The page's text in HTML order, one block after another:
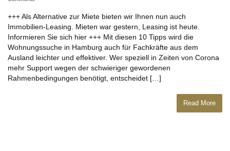
+++ Als Alternative zur Miete bieten wir Ihnen nun auch
Immobilien-Leasing. Mieten war gestern, Leasing ist heute.
Informieren Sie sich hier +++ Mit diesen 10 Tipps wird die
Wohnungssuche in Hamburg auch für Fachkräfte aus dem
Ausland leichter und effektiver. Wer speziell in Zeiten von Corona
mehr Support wegen der schwieriger gewordenen
Rahmenbedingungen benötigt, entscheidet […]
Read More